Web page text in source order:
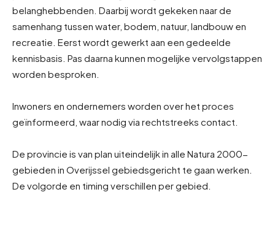
belanghebbenden. Daarbij wordt gekeken naar de
samenhang tussen water, bodem, natuur, landbouw en
recreatie. Eerst wordt gewerkt aan een gedeelde
kennisbasis. Pas daarna kunnen mogelijke vervolgstappen
worden besproken.
Inwoners en ondernemers worden over het proces
geïnformeerd, waar nodig via rechtstreeks contact.
De provincie is van plan uiteindelijk in alle Natura 2000-
gebieden in Overijssel gebiedsgericht te gaan werken.
De volgorde en timing verschillen per gebied.